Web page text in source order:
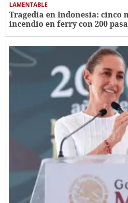
LAMENTABLE
Tragedia en Indonesia: cinco
incendio en ferry con 200